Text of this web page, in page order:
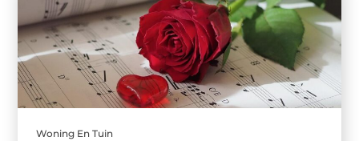
Woning En Tuin